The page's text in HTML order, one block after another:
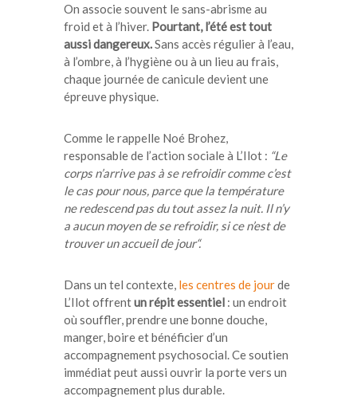
On associe souvent le sans-abrisme au
froid et à l’hiver. Pourtant, l’été est tout
aussi dangereux.Sans accès régulier à l’eau,
à l’ombre, à l’hygiène ou à un lieu au frais,
chaque journée de canicule devient une
épreuve physique.
Comme le rappelle Noé Brohez,
responsable de l’action sociale à L’Ilot : “Le
corps n’arrive pas à se refroidir comme c’est
le cas pour nous, parce que la température
ne redescend pas du tout assez la nuit. Il n’y
a aucun moyen de se refroidir, si ce n’est de
trouver un accueil de jour“.
Dans un tel contexte, les centres de jourde
L’Ilot offrentun répit essentiel : un endroit
où souffler, prendre une bonne douche,
manger, boire et bénéficier d’un
accompagnement psychosocial. Ce soutien
immédiat peut aussi ouvrir la porte vers un
accompagnement plus durable.